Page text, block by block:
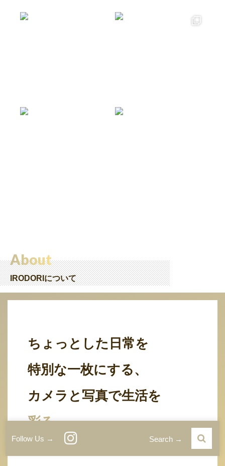
Follow Us → Search →
About
IRODORIについて
ちょっとした日常を
特別な一枚にする、
カメラと写真で生活を
彩る。